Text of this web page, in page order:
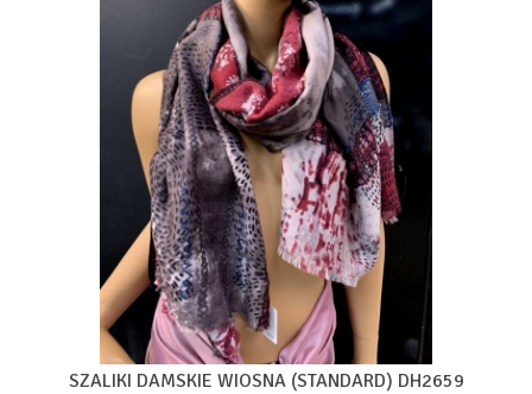
SZALIKI DAMSKIE WIOSNA (STANDARD) DH2659